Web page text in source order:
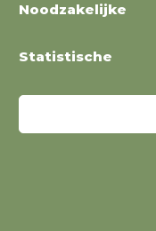
Merken
Batavus
Kalkhoff
Sparta
Noodzakelijke
Statistische